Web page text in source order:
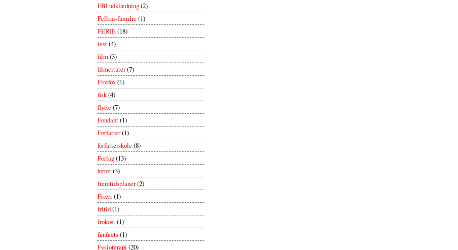
FBI udklædning(2)
Fellini-familie(1)
FERIE(18)
fest(4)
film(3)
filmcitater(7)
Firefox(1)
fisk(4)
flytte(7)
Fondant(1)
Forfatter(1)
forfatterskole(8)
Forlag(13)
forret(3)
fremtidsplaner(2)
Frieri (1)
fritid(1)
frokost(1)
funfacts(1)
Fysioterapi (20)